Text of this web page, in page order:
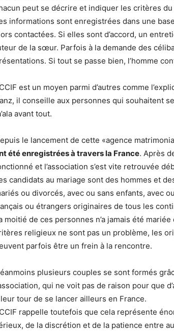
peut se décrire et indiquer les critères
informations sont enregistrées dans une
contactées. Si elles sont d’accord, un
de la sœur. Parfois à la demande des
Si tout se passe bien, l’homme
est un moyen parmi d’autres comme
il conseille aux personnes qui souhaitent
avant tout.
le lancement de cette «agence
été enregistrées à travers la France. Après
et l’association s’est vite retrouvée
candidats au mariage sont des hommes et
ou divorcés, avec ou sans enfants, avec
ou étrangers originaires de tous les
moitié de ces personnes n’a jamais été
religieux ne sont pas un problème, les
parfois être un frein à la rencontre.
plusieurs couples se sont formés
qui ne voit pas de raison pour que
tour de se lancer ailleurs en France.
rappelle toutefois que cela représente
de la discrétion et de la patience entre